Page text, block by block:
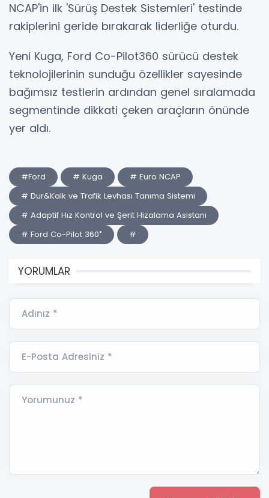
NCAP'in ilk 'Sürüş Destek Sistemleri' testinde
rakiplerini geride bırakarak liderliğe oturdu.
Yeni Kuga, Ford Co-Pilot360 sürücü destek
teknolojilerinin sunduğu özellikler sayesinde
bağımsız testlerin ardından genel sıralamada
segmentinde dikkati çeken araçların önünde
yer aldı.
#Ford # Kuga
# Euro NCAP
# Dur&Kalk ve Trafik Levhası Tanıma Sistemi
# Adaptif Hız Kontrol ve Şerit Hizalama Asistanı
# Ford Co-Pilot 360˚
#
YORUMLAR
Adınız *
E-Posta Adresiniz *
Yorumunuz *